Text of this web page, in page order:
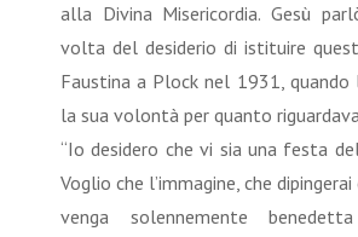
alla Divina Misericordia. Gesù
volta del desiderio di istituire
Faustina a Plock nel 1931,
la sua volontà per quanto
“Io desidero che vi sia una festa
Voglio che l’immagine, che
venga solennemente